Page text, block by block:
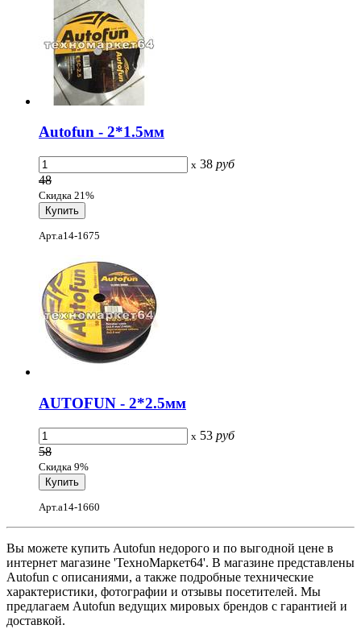
Autofun - 2*1.5мм
x 38 руб
48
Скидка 21%
Арт.a14-1675
AUTOFUN - 2*2.5мм
x 53 руб
58
Скидка 9%
Арт.a14-1660
Вы можете купить Autofun недорого и по выгодной цене в
интернет магазине 'ТехноМаркет64'. В магазине представлены
Autofun с описаниями, а также подробные технические
характеристики, фотографии и отзывы посетителей. Мы
предлагаем Autofun ведущих мировых брендов с гарантией и
доставкой.